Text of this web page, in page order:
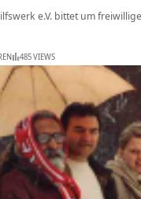
e.V. bittet um
485 VIEWS